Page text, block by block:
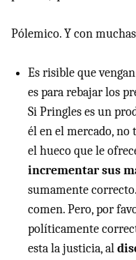
Pólemico. Y con
Es risible que
es para rebajar los
Si Pringles es un
él en el mercado, no
el hueco que le
incrementar sus
sumamente
comen. Pero, por
políticamente
esta la justicia, al